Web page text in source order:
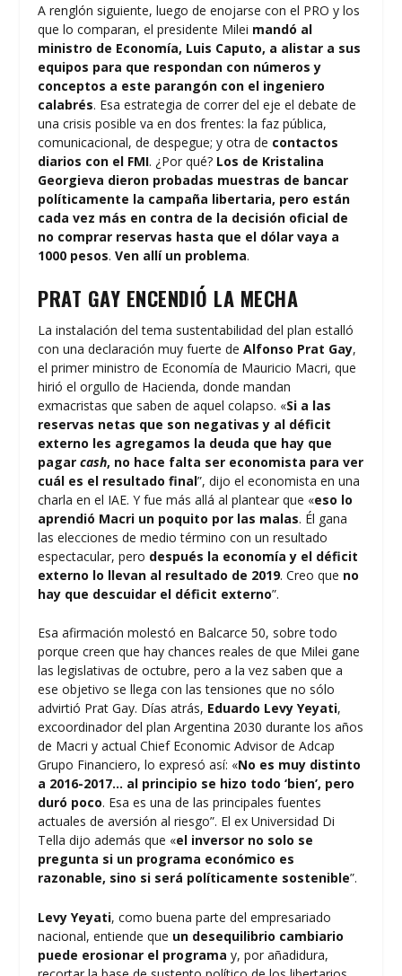
A renglón siguiente, luego de enojarse con el PRO y los
que lo comparan, el presidente Milei mandó al
ministro de Economía, Luis Caputo, a alistar a sus
equipos para que respondan con números y
conceptos a este parangón con el ingeniero
calabrés. Esa estrategia de correr del eje el debate de
una crisis posible va en dos frentes: la faz pública,
comunicacional, de despegue; y otra de contactos
diarios con el FMI. ¿Por qué? Los de Kristalina
Georgieva dieron probadas muestras de bancar
políticamente la campaña libertaria, pero están
cada vez más en contra de la decisión oficial de
no comprar reservas hasta que el dólar vaya a
1000 pesos.Ven allí un problema.
PRAT GAY ENCENDIÓ LA MECHA
La instalación del tema sustentabilidad del plan estalló
con una declaración muy fuerte deAlfonso Prat Gay,
el primer ministro de Economía de Mauricio Macri, que
hirió el orgullo de Hacienda, donde mandan
exmacristas que saben de aquel colapso. «Si a las
reservas netas que son negativas y al déficit
externo les agregamos la deuda que hay que
pagarcash, no hace falta ser economista para ver
cuál es el resultado final”, dijo el economista en una
charla en el IAE. Y fue más allá al plantear que «eso lo
aprendió Macri un poquito por las malas. Él gana
las elecciones de medio término con un resultado
espectacular, pero después la economía y el déficit
externo lo llevan al resultado de 2019. Creo que no
hay que descuidar el déficit externo”.
Esa afirmación molestó en Balcarce 50, sobre todo
porque creen que hay chances reales de que Milei gane
las legislativas de octubre, pero a la vez saben que a
ese objetivo se llega con las tensiones que no sólo
advirtió Prat Gay. Días atrás, Eduardo Levy Yeyati,
excoordinador del plan Argentina 2030 durante los años
de Macri y actual Chief Economic Advisor de Adcap
Grupo Financiero, lo expresó así: «No es muy distinto
a 2016-2017… al principio se hizo todo ‘bien’, pero
duró poco. Esa es una de las principales fuentes
actuales de aversión al riesgo”. El ex Universidad Di
Tella dijo además que «el inversor no solo se
pregunta si un programa económico es
razonable, sino si será políticamente sostenible”.
Levy Yeyati, como buena parte del empresariado
nacional, entiende que un desequilibrio cambiario
puede erosionar el programa y, por añadidura,